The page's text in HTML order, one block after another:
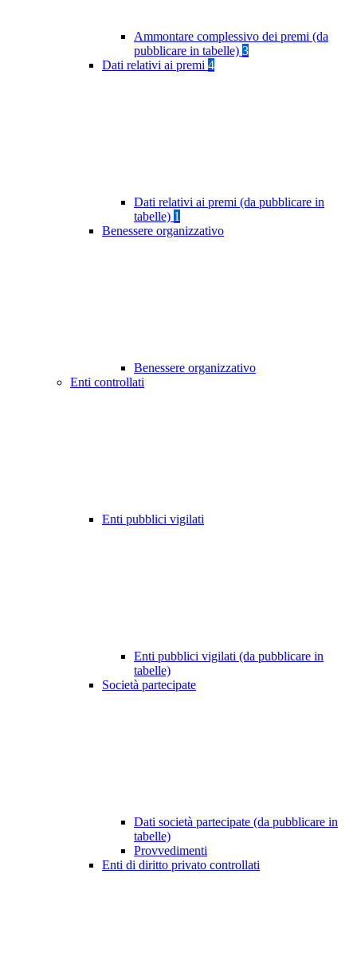
Ammontare complessivo dei premi (da
pubblicare in tabelle) 3
Dati relativi ai premi 4
Dati relativi ai premi (da pubblicare in
tabelle) 1
Benessere organizzativo
Benessere organizzativo
Enti controllati
Enti pubblici vigilati
Enti pubblici vigilati (da pubblicare in
tabelle)
Società partecipate
Dati società partecipate (da pubblicare in
tabelle)
Provvedimenti
Enti di diritto privato controllati